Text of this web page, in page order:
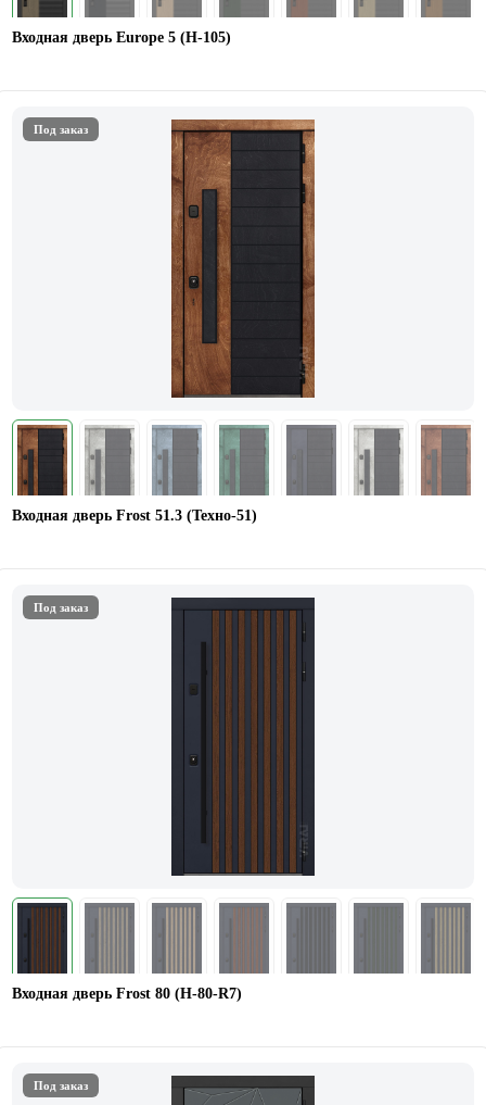
Входная дверь Europe 5 (H-105)
Под заказ
Входная дверь Frost 51.3 (Техно-51)
Под заказ
Входная дверь Frost 80 (Н-80-R7)
Под заказ